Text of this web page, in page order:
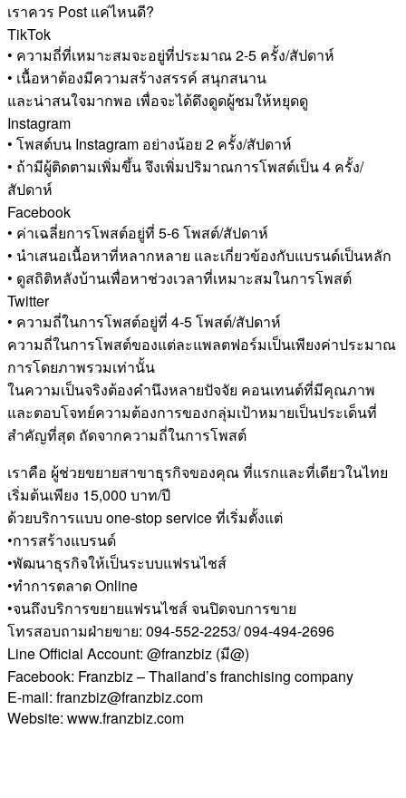
เราควร Post แค่ไหนดี?
TikTok
• ความถี่ที่เหมาะสมจะอยู่ที่ประมาณ 2-5 ครั้ง/สัปดาห์
• เนื้อหาต้องมีความสร้างสรรค์ สนุกสนาน
และน่าสนใจมากพอ เพื่อจะได้ดึงดูดผู้ชมให้หยุดดู
Instagram
• โพสต์บน Instagram อย่างน้อย 2 ครั้ง/สัปดาห์
• ถ้ามีผู้ติดตามเพิ่มขึ้น จึงเพิ่มปริมาณการโพสต์เป็น 4 ครั้ง/
สัปดาห์
Facebook
• ค่าเฉลี่ยการโพสต์อยู่ที่ 5-6 โพสต์/สัปดาห์
• นำเสนอเนื้อหาที่หลากหลาย และเกี่ยวข้องกับแบรนด์เป็นหลัก
• ดูสถิติหลังบ้านเพื่อหาช่วงเวลาที่เหมาะสมในการโพสต์
Twitter
• ความถี่ในการโพสต์อยู่ที่ 4-5 โพสต์/สัปดาห์
ความถี่ในการโพสต์ของแต่ละแพลตฟอร์มเป็นเพียงค่าประมาณ
การโดยภาพรวมเท่านั้น
ในความเป็นจริงต้องคำนึงหลายปัจจัย คอนเทนต์ที่มีคุณภาพ
และตอบโจทย์ความต้องการของกลุ่มเป้าหมายเป็นประเด็นที่
สำคัญที่สุด ถัดจากความถี่ในการโพสต์
เราคือ ผู้ช่วยขยายสาขาธุรกิจของคุณ ที่แรกและที่เดียวในไทย
เริ่มต้นเพียง 15,000 บาท/ปี
ด้วยบริการแบบ one-stop service ที่เริ่มตั้งแต่
•การสร้างแบรนด์
•พัฒนาธุรกิจให้เป็นระบบแฟรนไชส์
•ทำการตลาด Online
•จนถึงบริการขยายแฟรนไชส์ จนปิดจบการขาย
โทรสอบถามฝ่ายขาย: 094-552-2253/ 094-494-2696
Line Official Account: @franzbiz (มี@)
Facebook: Franzbiz – Thailand’s franchising company
E-mail: franzbiz@franzbiz.com
Website: www.franzbiz.com